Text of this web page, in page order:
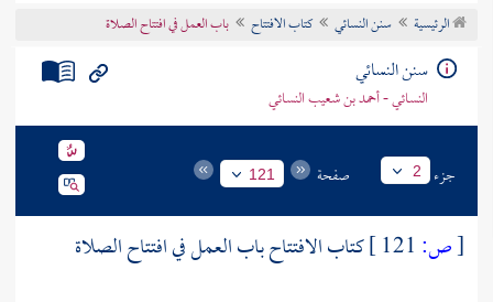
تراجم الأعلام
الرئيسية سنن النسائي كتاب الافتتاح باب العمل في افتتاح الصلاة
سنن النسائي
النسائي - أحمد بن شعيب النسائي
جزء 2 صفحة 121
[ص:
كتاب الافتتاح باب العمل في افتتاح الصلاة